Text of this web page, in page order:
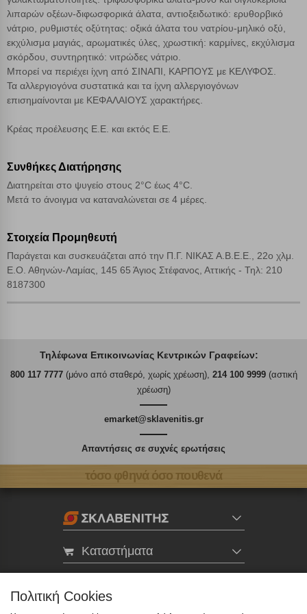
λιπαρών οξέων-διφωσφορικά άλατα, αντιοξειδωτικό: ερυθορβικό
νάτριο, ρυθμιστές οξύτητας: οξικά άλατα του νατρίου-μηλικό οξύ,
εκχύλισμα μαγιάς, αρωματικές ύλες, χρωστική: καρμίνες, εκχύλισμα
σκόρδου, συντηρητικό: νιτρώδες νάτριο.
Μπορεί να περιέχει ίχνη από ΣΙΝΑΠΙ, ΚΑΡΠΟΥΣ με ΚΕΛΥΦΟΣ.
Τα αλλεργιογόνα συστατικά και τα ίχνη αλλεργιογόνων
επισημαίνονται με ΚΕΦΑΛΑΙΟΥΣ χαρακτήρες.
Κρέας προέλευσης Ε.Ε. και εκτός Ε.Ε.
Συνθήκες Διατήρησης
Διατηρείται στο ψυγείο στους 2°C έως 4°C.
Μετά το άνοιγμα να καταναλώνεται σε 4 μέρες.
Στοιχεία Προμηθευτή
Παράγεται και συσκευάζεται από την Π.Γ. ΝΙΚΑΣ Α.Β.Ε.Ε., 22ο χλμ.
Ε.Ο. Αθηνών-Λαμίας, 145 65 Άγιος Στέφανος, Αττικής - Τηλ: 210
8187300
Τηλέφωνα Επικοινωνίας Κεντρικών Γραφείων:
800 117 7777(μόνο από σταθερό, χωρίς χρέωση), 214 100 9999(αστική
χρέωση)
emarket@sklavenitis.gr
Απαντήσεις σε συχνές ερωτήσεις
τόσο φθηνά όσο πουθενά
Καταστήματα
Πολιτική Cookies
Απόρριψη όλων
Αποδοχή όλων